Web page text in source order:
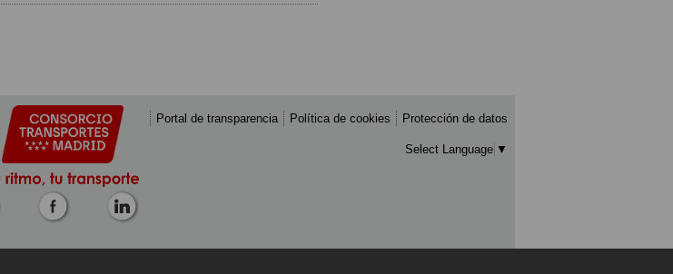
Portal de transparencia Política de cookies Protección de datos
Select Language ▼